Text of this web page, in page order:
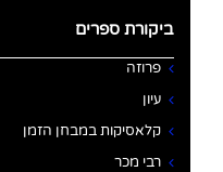
ביקורת ספרים
פרוזה
עיון
קלאסיקות במבחן הזמן
רבי מכר